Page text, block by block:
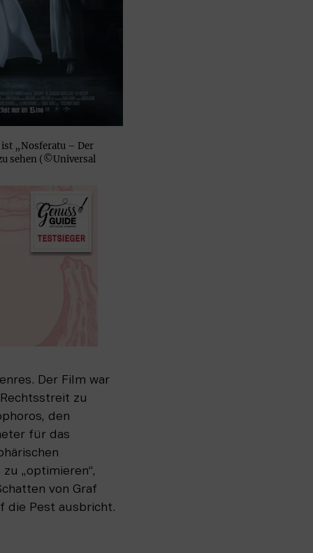
ist „Nosferatu – Der
sehen (©Universal
Der Film war
zu
den
für das
„optimieren“,
von Graf
die Pest ausbricht.